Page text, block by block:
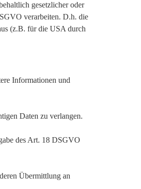
gesetzlicher oder
verarbeiten. D.h. die
(z.B. für die USA durch
Informationen und
Daten zu verlangen.
des Art. 18 DSGVO
Übermittlung an